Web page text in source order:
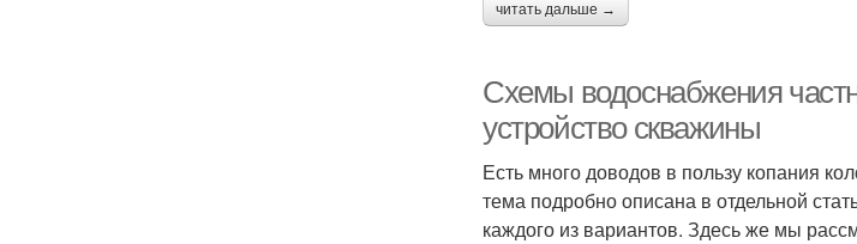
читать дальше →
Схемы водоснабжения
устройство скважины
Есть много доводов в пользу копания
тема подробно описана в отдельной
каждого из вариантов. Здесь же мы